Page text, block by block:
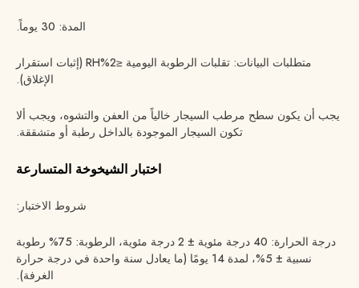
المدة: 30 يوماً.
متطلبات البيانات: تقلبات الرطوبة اليومية ≤2%RH (إثبات استقرار
الإغلاق).
يجب أن يكون سطح مرطب السيجار خالياً من العفن والتشوه، ويجب ألا
تكون السيجار الموجودة بالداخل رطبة أو متشققة.
اختبار الشيخوخة المتسارعة
شروط الاختبار:
درجة الحرارة: 40 درجة مئوية ± 2 درجة مئوية، الرطوبة: 75% رطوبة
نسبية ± 5%، لمدة 14 يومًا (ما يعادل سنة واحدة في درجة حرارة
الغرفة).